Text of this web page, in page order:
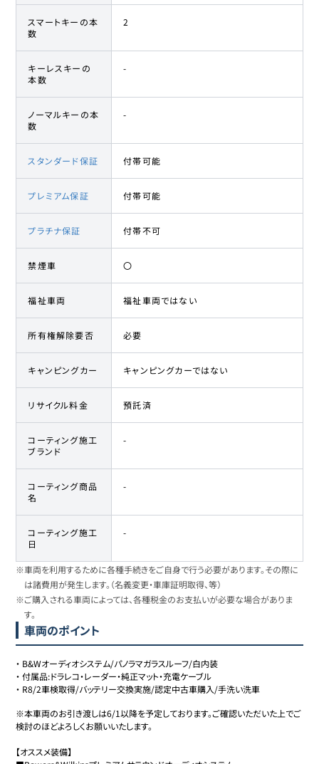
スマートキーの本
数
2
キーレスキーの
本数
-
ノーマルキーの本
数
-
スタンダード保証 付帯可能
プレミアム保証 付帯可能
プラチナ保証 付帯不可
禁煙車 〇
福祉車両 福祉車両ではない
所有権解除要否 必要
キャンピングカー キャンピングカーではない
リサイクル料金 預託済
コーティング施工
ブランド
-
コーティング商品
名
-
コーティング施工
日
-
※車両を利用するために各種手続きをご自身で行う必要があります。その際に
は諸費用が発生します。（名義変更・車庫証明取得、等）
※ご購入される車両によっては、各種税金のお支払いが必要な場合がありま
す。
車両のポイント
・ B&Wオーディオシステム/パノラマガラスルーフ/白内装
・付属品:ドラレコ・レーダー・純正マット・充電ケーブル
・ R8/2車検取得/バッテリー交換実施/認定中古車購入/手洗い洗車
※本車両のお引き渡しは6/1以降を予定しております。ご確認いただいた上でご
検討のほどよろしくお願いいたします。
【オススメ装備】